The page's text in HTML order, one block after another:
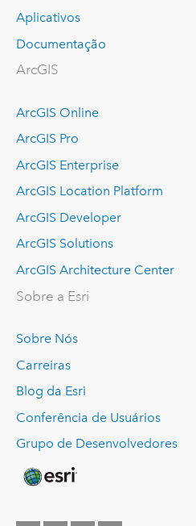
Aplicativos
Documentação
ArcGIS
ArcGIS Online
ArcGIS Pro
ArcGIS Enterprise
ArcGIS Location Platform
ArcGIS Developer
ArcGIS Solutions
ArcGIS Architecture Center
Sobre a Esri
Sobre Nós
Carreiras
Blog da Esri
Conferência de Usuários
Grupo de Desenvolvedores